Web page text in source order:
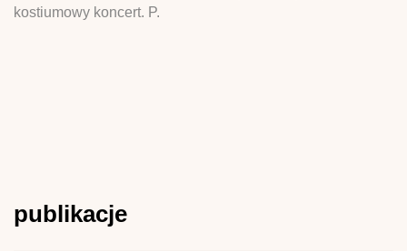
kostiumowy koncert. P.
publikacje